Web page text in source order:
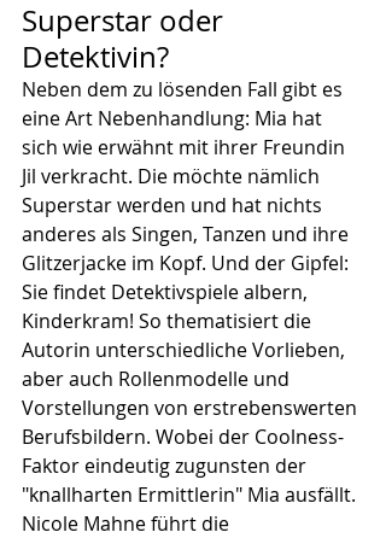
Superstar oder
Detektivin?
Neben dem zu lösenden Fall gibt es
eine Art Nebenhandlung: Mia hat
sich wie erwähnt mit ihrer Freundin
Jil verkracht. Die möchte nämlich
Superstar werden und hat nichts
anderes als Singen, Tanzen und ihre
Glitzerjacke im Kopf. Und der Gipfel:
Sie findet Detektivspiele albern,
Kinderkram! So thematisiert die
Autorin unterschiedliche Vorlieben,
aber auch Rollenmodelle und
Vorstellungen von erstrebenswerten
Berufsbildern. Wobei der Coolness-
Faktor eindeutig zugunsten der
"knallharten Ermittlerin" Mia ausfällt.
Nicole Mahne führt die